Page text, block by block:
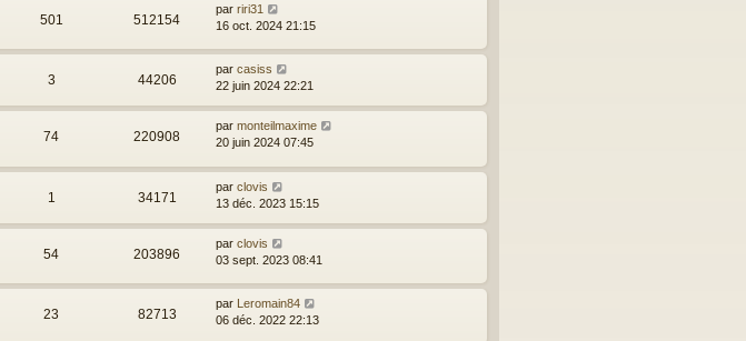
501 512154
par riri31
16 oct. 2024 21:15
3 44206
par casiss
22 juin 2024 22:21
74 220908
par monteilmaxime
20 juin 2024 07:45
1 34171
par clovis
13 déc. 2023 15:15
54 203896
par clovis
03 sept. 2023 08:41
23 82713
par
Leromain84
06 déc. 2022 22:13